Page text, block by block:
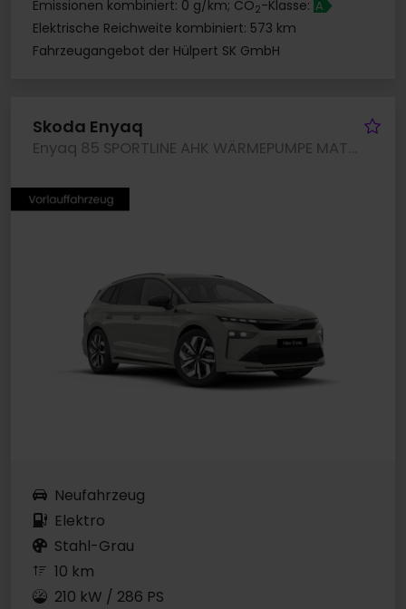
Emissionen kombiniert: 0 g/km; CO2-Klasse: A
Elektrische Reichweite kombiniert: 573 km
Fahrzeugangebot der Hülpert SK GmbH
Skoda Enyaq
Enyaq 85 SPORTLINE AHK WÄRMEPUMPE MATRIXLED LM20
Neufahrzeug
Elektro
Stahl-Grau
10 km
210 kW / 286 PS